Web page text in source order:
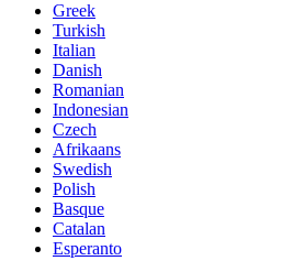
Greek
Turkish
Italian
Danish
Romanian
Indonesian
Czech
Afrikaans
Swedish
Polish
Basque
Catalan
Esperanto